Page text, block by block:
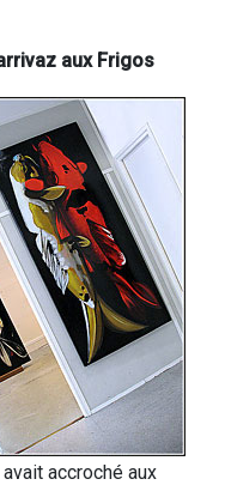
aux Frigos
accroché aux